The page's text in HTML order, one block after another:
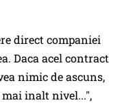
direct companiei
Daca acel contract
nimic de ascuns,
mai inalt nivel...",